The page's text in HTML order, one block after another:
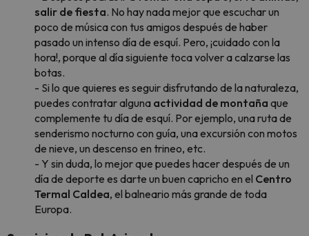
salir de fiesta. No hay nada mejor que escuchar un
poco de música con tus amigos después de haber
pasado un intenso día de esquí. Pero, ¡cuidado con la
hora!, porque al día siguiente toca volver a calzarse las
botas.
- Si lo que quieres es seguir disfrutando de la naturaleza,
puedes contratar alguna actividad de montaña que
complemente tu día de esquí. Por ejemplo, una ruta de
senderismo nocturno con guía, una excursión con motos
de nieve, un descenso en trineo, etc.
- Y sin duda, lo mejor que puedes hacer después de un
día de deporte es darte un buen capricho en el Centro
Termal Caldea, el balneario más grande de toda
Europa.